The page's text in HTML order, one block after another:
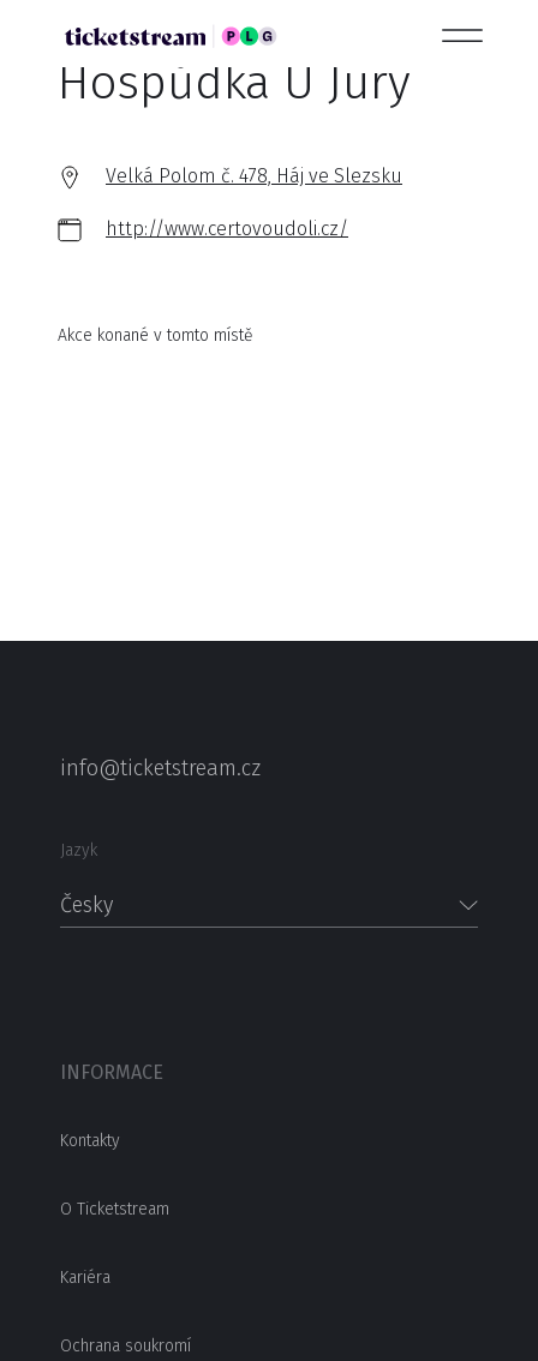
Hospůdka U Jury
Velká Polom č. 478, Háj ve Slezsku
http://www.certovoudoli.cz/
Akce konané v tomto místě
info@ticketstream.cz
Jazyk
Česky
INFORMACE
Kontakty
O Ticketstream
Kariéra
Ochrana soukromí